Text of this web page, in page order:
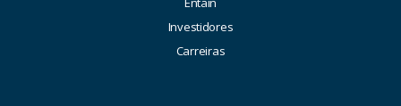
Investidores
Carreiras